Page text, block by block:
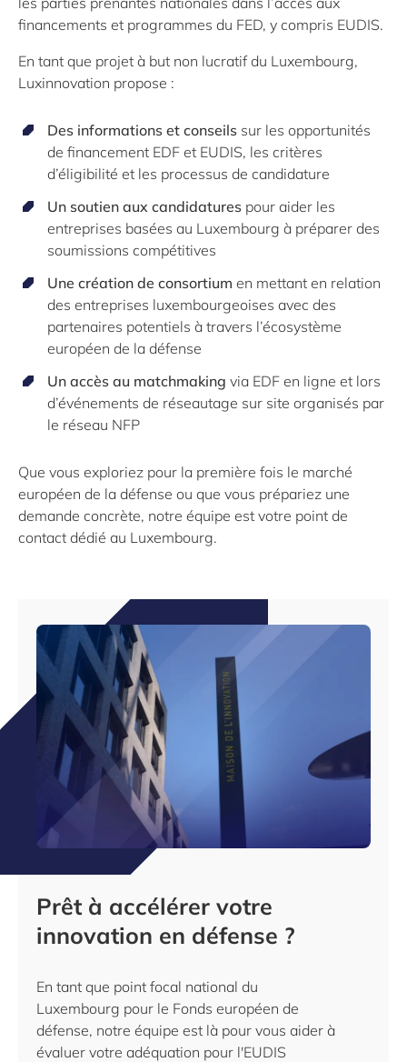
financements et programmes du FED, y compris EUDIS.
En tant que projet à but non lucratif du Luxembourg,
Luxinnovation propose :
Des informations et conseils sur les opportunités
de financement EDF et EUDIS, les critères
d’éligibilité et les processus de candidature
Un soutien aux candidatures pour aider les
entreprises basées au Luxembourg à préparer des
soumissions compétitives
Une création de consortium en mettant en relation
des entreprises luxembourgeoises avec des
partenaires potentiels à travers l’écosystème
européen de la défense
Un accès au matchmaking via EDF en ligne et lors
d’événements de réseautage sur site organisés par
le réseau NFP
Que vous exploriez pour la première fois le marché
européen de la défense ou que vous prépariez une
demande concrète, notre équipe est votre point de
contact dédié au Luxembourg.
Prêt à accélérer votre
innovation en défense ?
En tant que point focal national du
Luxembourg pour le Fonds européen de
défense, notre équipe est là pour vous aider à
évaluer votre adéquation pour l'EUDIS